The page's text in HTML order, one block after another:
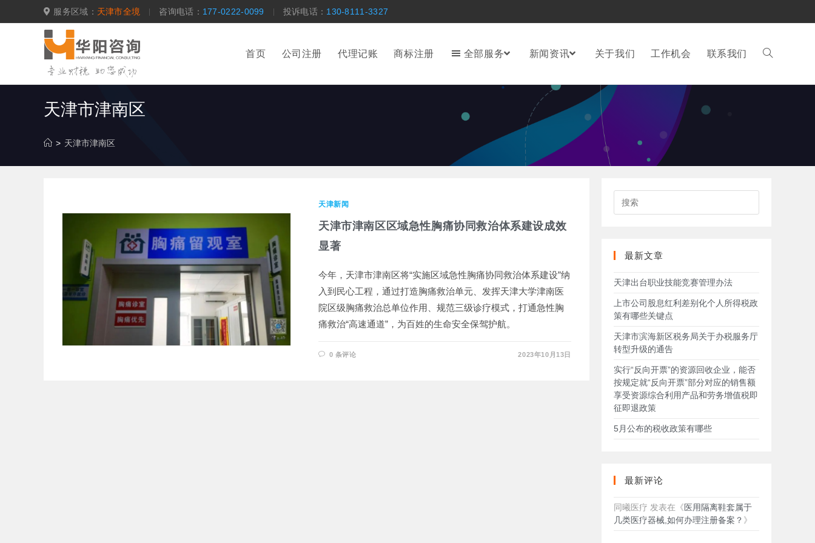
转
服务区域： 天津市全境 咨询电话： 177-0222-0099 投诉电话： 130-8111-3327
首页 公司注册 代理记账 商标注册 全部服务 新闻资讯 关于我们 工作机会 联系我们
天津市津南区
> 天津市津南区
天津新闻
天津市津南区区域急性胸痛协同救治体系建设成效
显著
今年，天津市津南区将“实施区域急性胸痛协同救治体系建设”纳
入到民心工程，通过打造胸痛救治单元、发挥天津大学津南医
院区级胸痛救治总单位作用、规范三级诊疗模式，打通急性胸
痛救治“高速通道”，为百姓的生命安全保驾护航。
0 条评论 2023年10月13日
最新文章
天津出台职业技能竞赛管理办法
上市公司股息红利差别化个人所得税政
策有哪些关键点
天津市滨海新区税务局关于办税服务厅
转型升级的通告
实行“反向开票”的资源回收企业，能否
按规定就“反向开票”部分对应的销售额
享受资源综合利用产品和劳务增值税即
征即退政策
5月公布的税收政策有哪些
最新评论
同曦医疗 发表在《医用隔离鞋套属于
几类医疗器械,如何办理注册备案？ 》